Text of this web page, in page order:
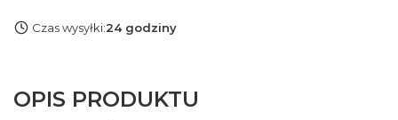
Czas wysyłki:24 godziny
OPIS PRODUKTU